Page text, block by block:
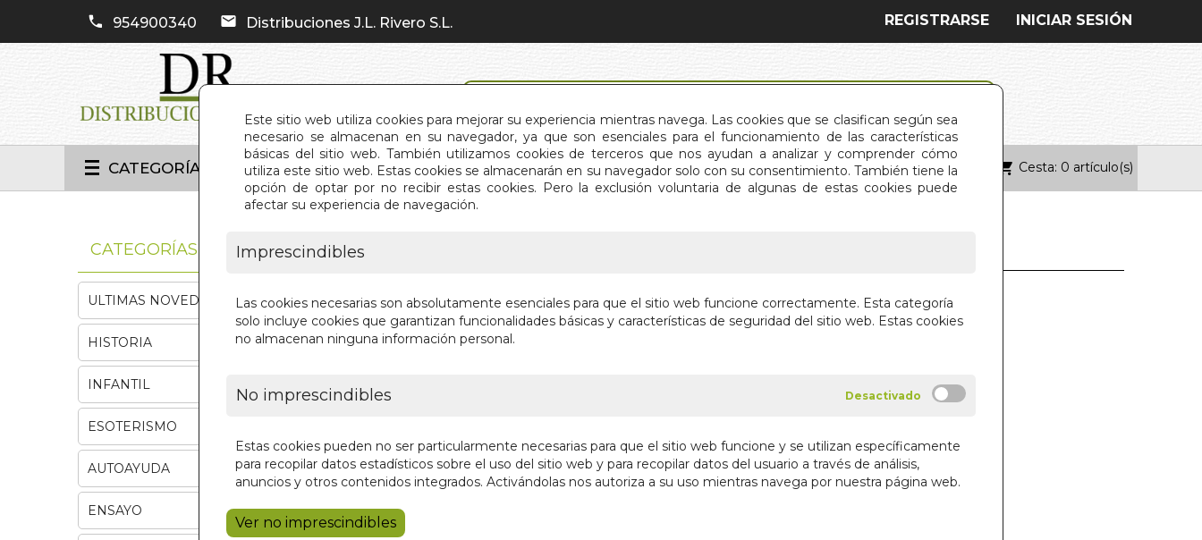
Este sitio web utiliza cookies para mejorar su experiencia mientras navega. Las cookies que se clasifican según sea
necesario se almacenan en su navegador, ya que son esenciales para el funcionamiento de las características
básicas del sitio web. También utilizamos cookies de terceros que nos ayudan a analizar y comprender cómo
utiliza este sitio web. Estas cookies se almacenarán en su navegador solo con su consentimiento. También tiene la
opción de optar por no recibir estas cookies. Pero la exclusión voluntaria de algunas de estas cookies puede
afectar su experiencia de navegación.
Imprescindibles
Las cookies necesarias son absolutamente esenciales para que el sitio web funcione correctamente. Esta categoría
solo incluye cookies que garantizan funcionalidades básicas y características de seguridad del sitio web. Estas cookies
no almacenan ninguna información personal.
No imprescindibles
Estas cookies pueden no ser particularmente necesarias para que el sitio web funcione y se utilizan específicamente
para recopilar datos estadísticos sobre el uso del sitio web y para recopilar datos del usuario a través de análisis,
anuncios y otros contenidos integrados. Activándolas nos autoriza a su uso mientras navega por nuestra página web.
Ver no imprescindibles
954900340 Distribuciones J.L. Rivero S.L. INICIAR SESIÓN
REGISTRARSE
CATEGORÍAS INICIO QUIÉNES SOMOS CONTACTO Cesta: 0 artículo(s)
CUENTAME CON CALMA
DEBORAH EGUIZABAL
Añadir a la cesta
CATEGORÍAS
ULTIMAS NOVEDADES
HISTORIA
INFANTIL
ESOTERISMO
AUTOAYUDA
ENSAYO